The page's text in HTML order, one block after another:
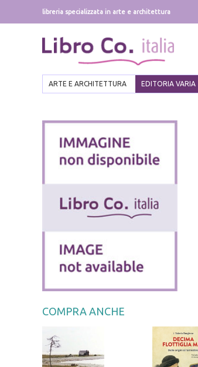
libreria specializzata in arte e architettura
ARTE E ARCHITETTURA EDITORIA VARIA
COMPRA ANCHE